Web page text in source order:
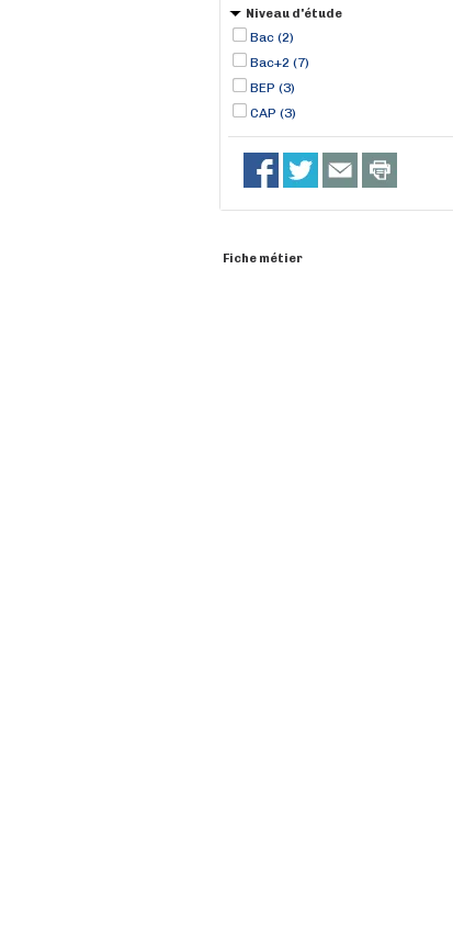
Niveau d'étude
Bac (2)
Bac+2 (7)
BEP (3)
CAP (3)
Fiche métier